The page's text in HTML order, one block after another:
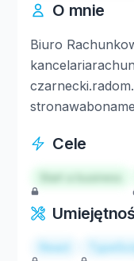
O mnie
Biuro
Cele
Start a business
React